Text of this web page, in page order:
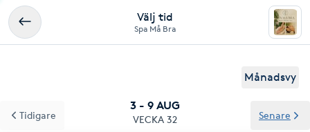
Välj tid
Spa Må Bra
Månadsvy
3 - 9 AUG
VECKA 32
Tidigare Senare